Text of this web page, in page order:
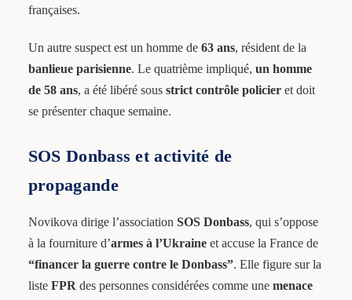
françaises.
Un autre suspect est un homme de 63 ans, résident de la
banlieue parisienne. Le quatrième impliqué, un homme
de 58 ans, a été libéré sous strict contrôle policieret doit
se présenter chaque semaine.
SOS Donbass et activité de
propagande
Novikova dirige l’association SOS Donbass, qui s’oppose
à la fourniture d’armes à l’Ukraineet accuse la France de
“financer la guerre contre le Donbass”. Elle figure sur la
liste FPR des personnes considérées comme une menace